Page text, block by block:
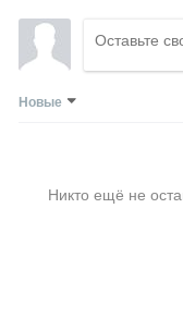
Новые
Никто ещё не